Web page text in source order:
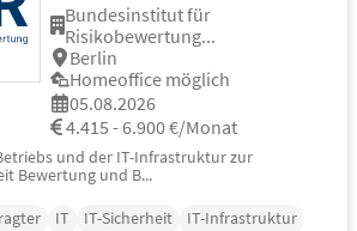
Bundesinstitut für
Risikobewertung...
Berlin
Homeoffice möglich
05.08.2026
4.415 - 6.900 €/Monat
und der IT-Infrastruktur zur
Bewertung und B...
IT IT-Sicherheit
IT-Infrastruktur